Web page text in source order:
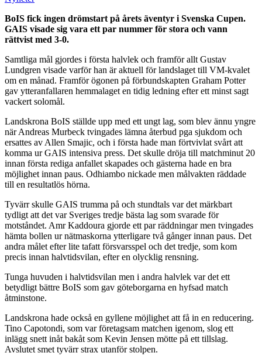
BoIS fick ingen drömstart på årets äventyr i Svenska Cupen.
GAIS visade sig vara ett par nummer för stora och vann
rättvist med 3-0.
Samtliga mål gjordes i första halvlek och framför allt Gustav
Lundgren visade varför han är aktuell för landslaget till VM-kvalet
om en månad. Framför ögonen på förbundskapten Graham Potter
gav ytteranfallaren hemmalaget en tidig ledning efter ett minst sagt
vackert solomål.
Landskrona BoIS ställde upp med ett ungt lag, som blev ännu yngre
när Andreas Murbeck tvingades lämna återbud pga sjukdom och
ersattes av Allen Smajic, och i första hade man förtvivlat svårt att
komma ur GAIS intensiva press. Det skulle dröja till matchminut 20
innan första rediga anfallet skapades och gästerna hade en bra
möjlighet innan paus. Odhiambo nickade men målvakten räddade
till en resultatlös hörna.
Tyvärr skulle GAIS trumma på och stundtals var det märkbart
tydligt att det var Sveriges tredje bästa lag som svarade för
motståndet. Amr Kaddoura gjorde ett par räddningar men tvingades
hämta bollen ur nätmaskorna ytterligare två gånger innan paus. Det
andra målet efter lite tafatt försvarsspel och det tredje, som kom
precis innan halvtidsvilan, efter en olycklig rensning.
Tunga huvuden i halvtidsvilan men i andra halvlek var det ett
betydligt bättre BoIS som gav göteborgarna en hyfsad match
åtminstone.
Landskrona hade också en gyllene möjlighet att få in en reducering.
Tino Capotondi, som var företagsam matchen igenom, slog ett
inlägg snett inåt bakåt som Kevin Jensen mötte på ett tillslag.
Avslutet smet tyvärr strax utanför stolpen.